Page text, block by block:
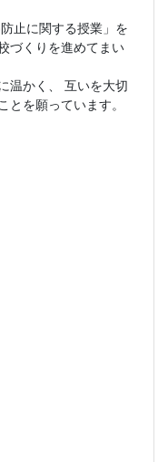
止に関する授業」を
づくりを進めてまい
温かく、 互いを大切
とを願っています。